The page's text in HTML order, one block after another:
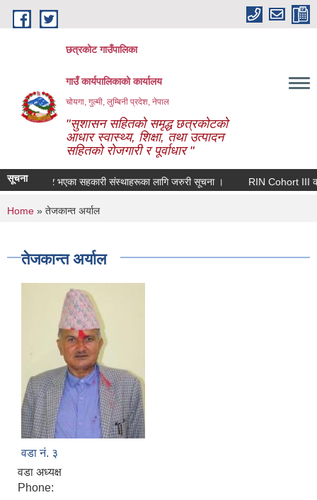
Skip to main content
छत्रकोट गाउँपालिका
गाउँ कार्यपालिकाको कार्यालय
चोयगा, गुल्मी, लुम्बिनी प्रदेश, नेपाल
"सुशासन सहितको समृद्ध छत्रकोटको
आधार स्वास्थ्य, शिक्षा, तथा उत्पादन
सहितको रोजगारी र पूर्वाधार "
सूचना
कार्यक्षेत्र भएका सहकारी संस्थाहरूका लागि जरुरी सूचना । RIN Cohort III को
You are here
Home » तेजकान्त अर्याल
तेजकान्त अर्याल
वडा नं. ३
वडा अध्यक्ष
Phone: